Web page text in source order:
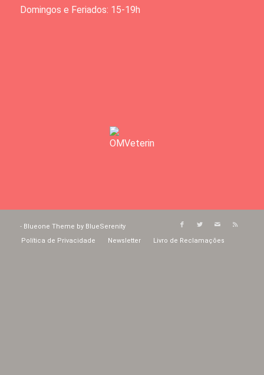
Domingos e Feriados: 15-19h
- Blueone Theme by BlueSerenity
Política de Privacidade
Newsletter Livro de Reclamações